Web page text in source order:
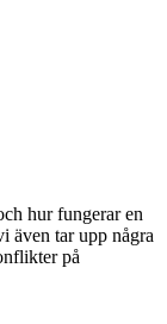
hur fungerar en
även tar upp några
på